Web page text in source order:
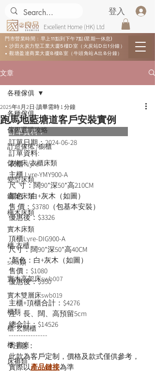
Excellent Home (HK) Ltd
登入
門市營業時間：早上11點到下午7點(星期一休息)
• 沙田火炭力堅工業大廈5樓D室（火炭站D出1分鐘）
• 觀塘盈達商業大廈8樓B室（牛頭角站A出8分鐘）
文章
各種傢俱
傢俬選購攻略
訂造傢俬 /櫥櫃
儲物床/衣櫃床類
變型床類
鐵架床類
櫸木床類
實木床類
櫃-衣櫃
sofa類
實木高架床swb007
實木雙層床swb019
櫃類
櫃-玄關櫃
櫃-書桌
床褥類
各種傢俱
跑馬地藍塘道客戶安裝實例
2025年8月2日 讀畢需時 1 分鐘
訂單資料：
訂單日期：2024-06-28
訂單資料:
衣櫃  Lyre
主櫃 Lyre-YMY900-A
尺  寸：闊90*深50*高210CM
顏色：白+灰木（如圖）
售 價：$3780（包基本安裝）
優惠後：$3326
頂櫃Lyre-DIG900-A
尺寸：闊90*深50*高40CM
*顏色：白+灰木（如圖）
售價：$1080
優惠後：$950
主櫃+頂櫃合計：$4276
注：長、闊、高預留5cm
總合計：$14526
----------------
❓注意：
此款為客戶定制，價格及款式僅供參考，
實際以產品鏈接為準